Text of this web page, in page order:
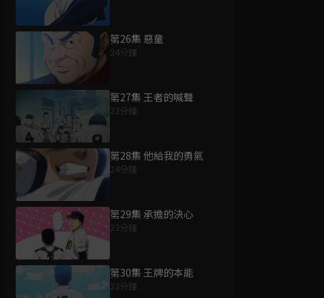
第26集 惡童
24分鐘
第27集 王者的喊聲
23分鐘
第28集 他給我的勇氣
24分鐘
第29集 承擔的決心
23分鐘
第30集 王牌的本能
23分鐘